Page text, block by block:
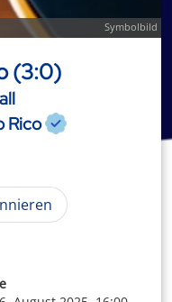
Symbolbild
(3:0)
Rico